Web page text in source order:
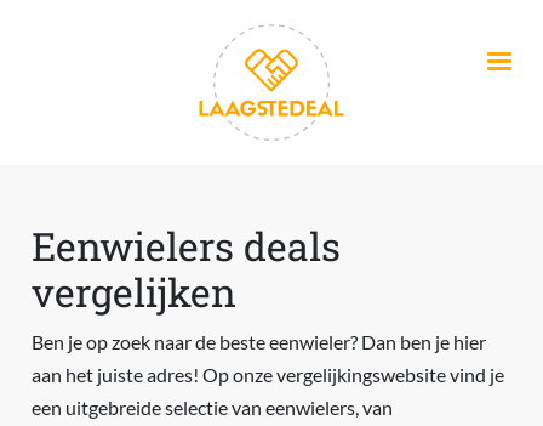
Eenwielers deals
vergelijken
Ben je op zoek naar de beste eenwieler? Dan ben je hier
aan het juiste adres! Op onze vergelijkingswebsite vind je
een uitgebreide selectie van eenwielers, van